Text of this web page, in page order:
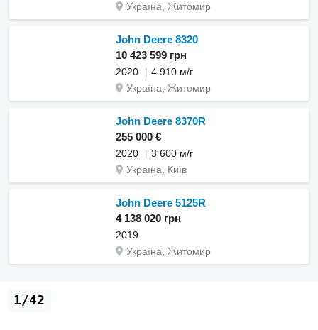
Україна, Житомир
John Deere 8320
10 423 599 грн
2020
4 910 м/г
Україна, Житомир
John Deere 8370R
255 000 €
2020
3 600 м/г
Україна, Київ
John Deere 5125R
4 138 020 грн
2019
Україна, Житомир
1/42